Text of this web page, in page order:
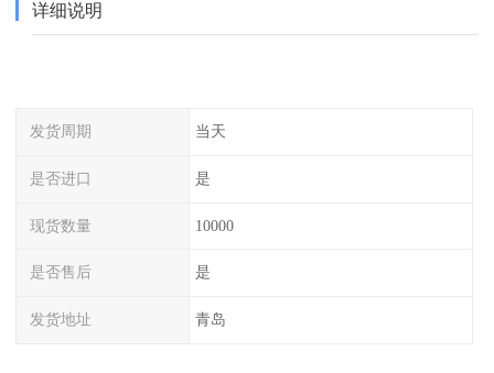
详细说明
发货周期 当天
是否进口 是
现货数量 10000
是否售后 是
发货地址 青岛